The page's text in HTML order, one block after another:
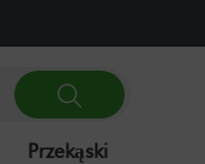
Przekąski